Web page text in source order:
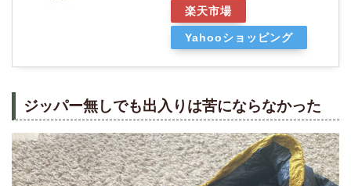
楽天市場
Yahooショッピング
ジッパー無しでも出入りは苦にならなかった